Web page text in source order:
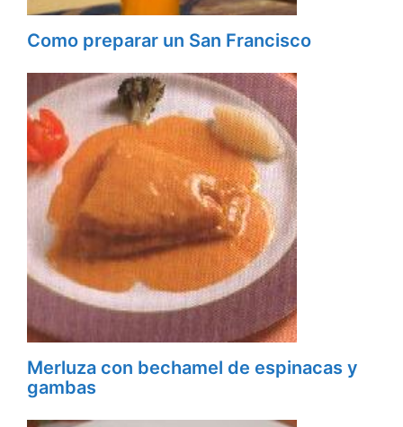
Como preparar un San Francisco
Merluza con bechamel de espinacas y
gambas